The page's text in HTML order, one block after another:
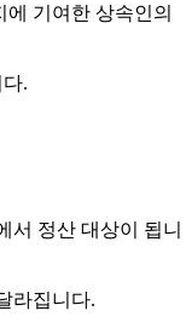
기여한 상속인의
.
서 정산 대상이 됩니
라집니다.